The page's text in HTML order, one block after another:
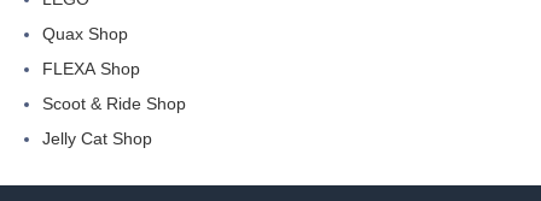
Quax Shop
FLEXA Shop
Scoot & Ride Shop
Jelly Cat Shop